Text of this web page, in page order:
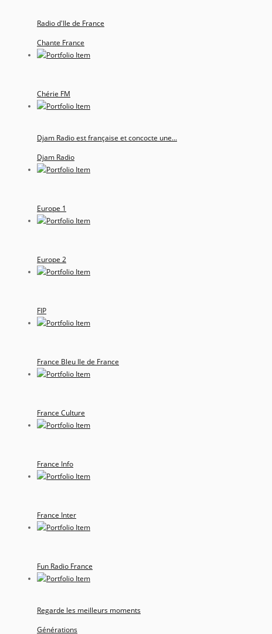
Radio d'Ile de France
Chante France
Chérie FM
Djam Radio est française et concocte une...
Djam Radio
Europe 1
Europe 2
FIP
France Bleu Ile de France
France Culture
France Info
France Inter
Fun Radio France
Regarde les meilleurs moments
Générations